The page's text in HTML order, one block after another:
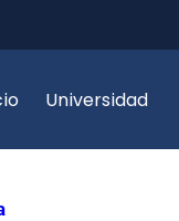
Universidad